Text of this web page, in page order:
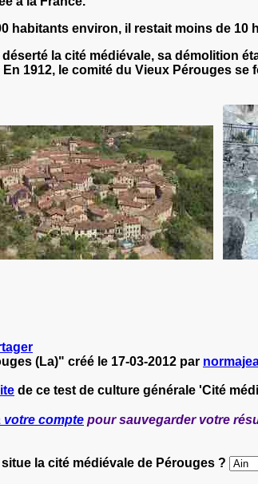
habitants environ, il restait moins de 10
la cité médiévale, sa démolition
1912, le comité du Vieux Pérouges
(La)" créé le 17-03-2012 par
de ce test de culture générale 'Cité
votre compte pour sauvegarder votre
la cité médiévale de Pérouges ?